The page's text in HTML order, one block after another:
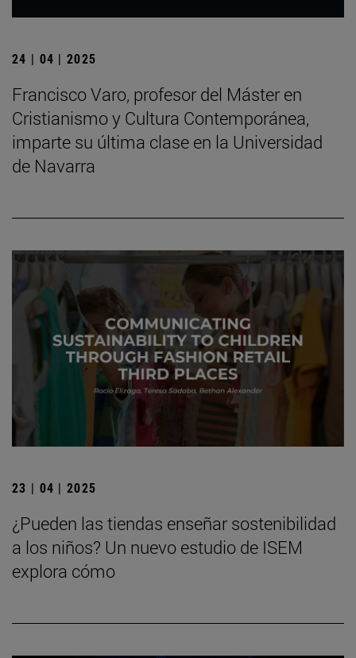
24 | 04 | 2025
Francisco Varo, profesor del Máster en
Cristianismo y Cultura Contemporánea,
imparte su última clase en la Universidad
de Navarra
23 | 04 | 2025
¿Pueden las tiendas enseñar sostenibilidad
a los niños? Un nuevo estudio de ISEM
explora cómo